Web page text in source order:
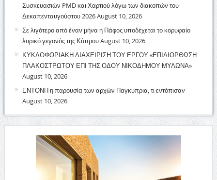
Συσκευασιών PMD και Χαρτιού λόγω των διακοπών του
Δεκαπενταυγούστου 2026August 10, 2026
Σε λιγότερο από έναν μήνα η Πάφος υποδέχεται το κορυφαίο
λυρικό γεγονός της ΚύπρουAugust 10, 2026
ΚΥΚΛΟΦΟΡΙΑΚΗ ΔΙΑΧΕΙΡΙΣΗ ΤΟΥ ΕΡΓΟΥ «ΕΠΙΔΙΟΡΘΩΣΗ
ΠΛΑΚΟΣΤΡΩΤΟΥ ΕΠΙ ΤΗΣ ΟΔΟΥ ΝΙΚΟΔΗΜΟΥ ΜΥΛΩΝΑ»
August 10, 2026
ΕΝΤΟΝΗ η παρουσία των αρχών Παγκυπρια, τι εντόπισαν
August 10, 2026